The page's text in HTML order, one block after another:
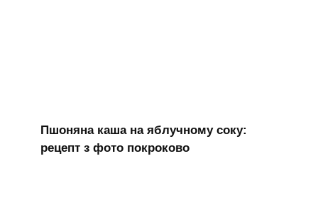
Пшоняна каша на яблучному соку:
рецепт з фото покроково